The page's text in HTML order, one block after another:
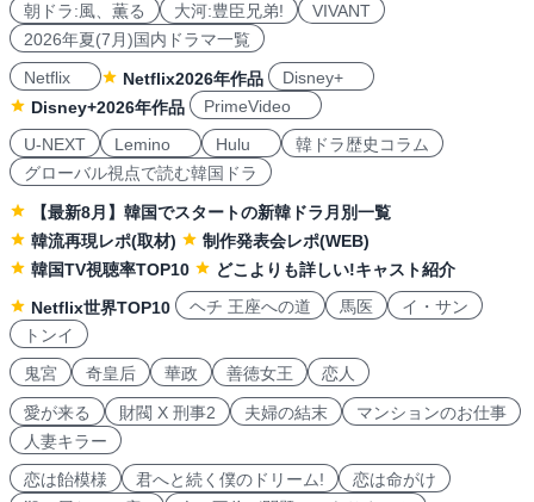
朝ドラ:風、薫る 大河:豊臣兄弟!
VIVANT
2026年夏(7月)国内ドラマ一覧
Netflix
Netflix2026年作品
Disney+
Disney+2026年作品
PrimeVideo
U-NEXT
Lemino Hulu
韓ドラ歴史コラム
グローバル視点で読む韓国ドラ
【最新8月】韓国でスタートの新韓ドラ月別一覧
韓流再現レポ(取材)
制作発表会レポ(WEB)
韓国TV視聴率TOP10
どこよりも詳しい!キャスト紹介
Netflix世界TOP10
ヘチ 王座への道 馬医
イ・サン
トンイ
鬼宮
奇皇后 華政 善徳女王 恋人
愛が来る 財閥 X 刑事2 夫婦の結末
マンションのお仕事
人妻キラー
恋は飴模様
君へと続く僕のドリーム!
恋は命がけ